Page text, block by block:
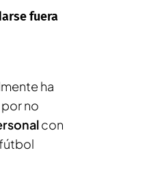
fuera
ha
por no
con